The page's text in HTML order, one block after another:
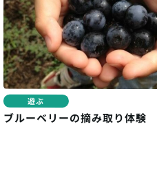
遊ぶ
ブルーベリーの摘み取り体験